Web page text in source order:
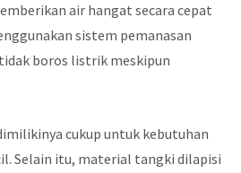
air hangat secara cepat
sistem pemanasan
boros listrik meskipun
cukup untuk kebutuhan
Selain itu, material tangki dilapisi